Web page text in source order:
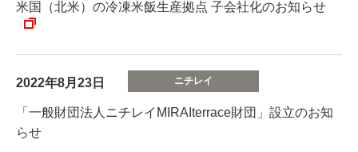
米国（北米）の冷凍米飯生産拠点 子会社化のお知らせ
2022年8月23日
「一般財団法人ニチレイMIRAIterrace財団」設立のお知
らせ